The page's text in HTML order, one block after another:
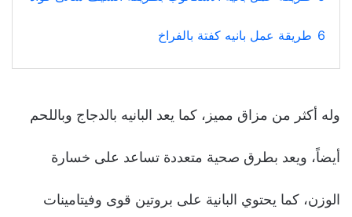
6 طريقة عمل بانيه كفتة بالفراخ
وله أكثر من مزاق ممیز، كما یعد البانیه بالدجاج وباللحم
أیضاً، ویعد بطرق صحیة متعددة تساعد على خسارة
الوزن، كما یحتوي البانیة على بروتین قوى وفیتامینات